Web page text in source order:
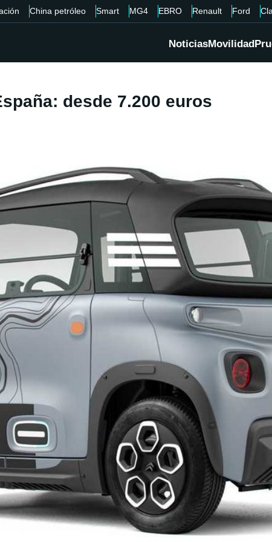
China petróleo Smart MG4 EBRO Renault Ford
NoticiasMovilidad
desde 7.200 euros